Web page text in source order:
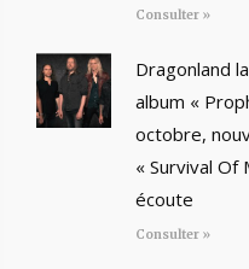
Consulter »
Dragonland
album «
octobre,
« Survival Of
écoute
Consulter »